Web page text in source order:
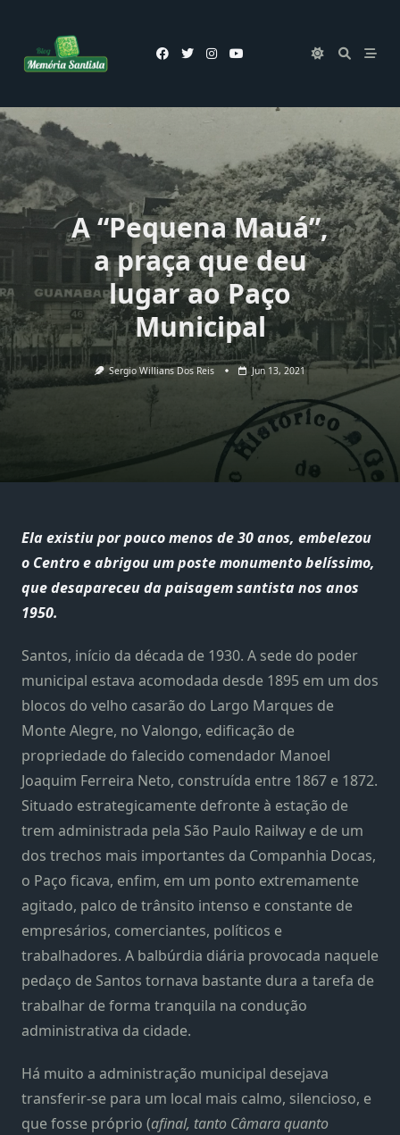
content
A “Pequena Mauá”,
a praça que deu
lugar ao Paço
Municipal
Sergio Willians Dos Reis Jun 13, 2021
Ela existiu por pouco menos de 30 anos, embelezou
o Centroe abrigou um poste monumento belíssimo,
que desapareceu da paisagem santista nos anos
1950.
Santos, início da década de 1930. A sede do poder
municipal estava acomodada desde 1895 em um dos
blocos do velho casarão do Largo Marques de
Monte Alegre, no Valongo, edificação de
propriedade do falecido comendador Manoel
Joaquim Ferreira Neto, construída entre 1867 e 1872.
Situado estrategicamente defronte à estação de
trem administrada pela São Paulo Railway e de um
dos trechos mais importantes da Companhia Docas,
o Paço ficava, enfim, em um ponto extremamente
agitado, palco de trânsito intenso e constante de
empresários, comerciantes, políticos e
trabalhadores. A balbúrdia diária provocada naquele
pedaço de Santos tornava bastante dura a tarefa de
trabalhar de forma tranquila na condução
administrativa da cidade.
Há muito a administração municipal desejava
transferir-se para um local mais calmo, silencioso, e
que fosse próprio (afinal, tanto Câmara quanto